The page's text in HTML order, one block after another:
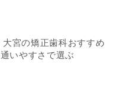
宮の矯正歯科おすすめ
いやすさで選ぶ